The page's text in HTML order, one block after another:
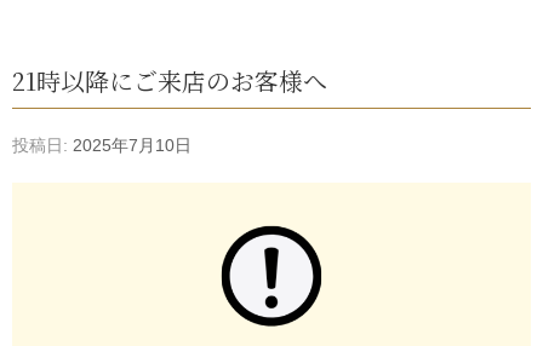
21時以降にご来店のお客様へ
投稿日: 2025年7月10日